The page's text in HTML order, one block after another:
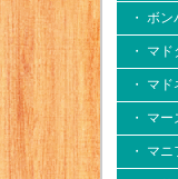
・ ボ
・ マド
・ マド
・ マー
・ マ